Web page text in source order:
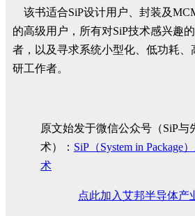
该书适合SiP设计用户、封装及
的高级用户，所有对SiP技术感兴趣
者，以及寻求系统小型化、低功耗、
研工作者。
原文始发于微信公众号（SiP与
术）： SiP（System in Package
术
点此加入艾邦半导体产